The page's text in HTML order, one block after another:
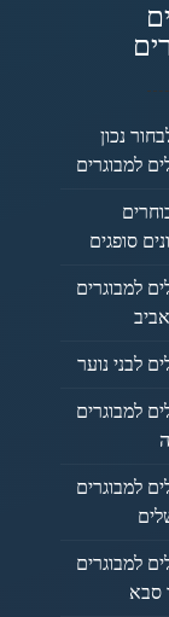
נכון
למבוגרים
סופגים
למבוגרים
לבני נוער
למבוגרים
למבוגרים
למבוגרים
סבא